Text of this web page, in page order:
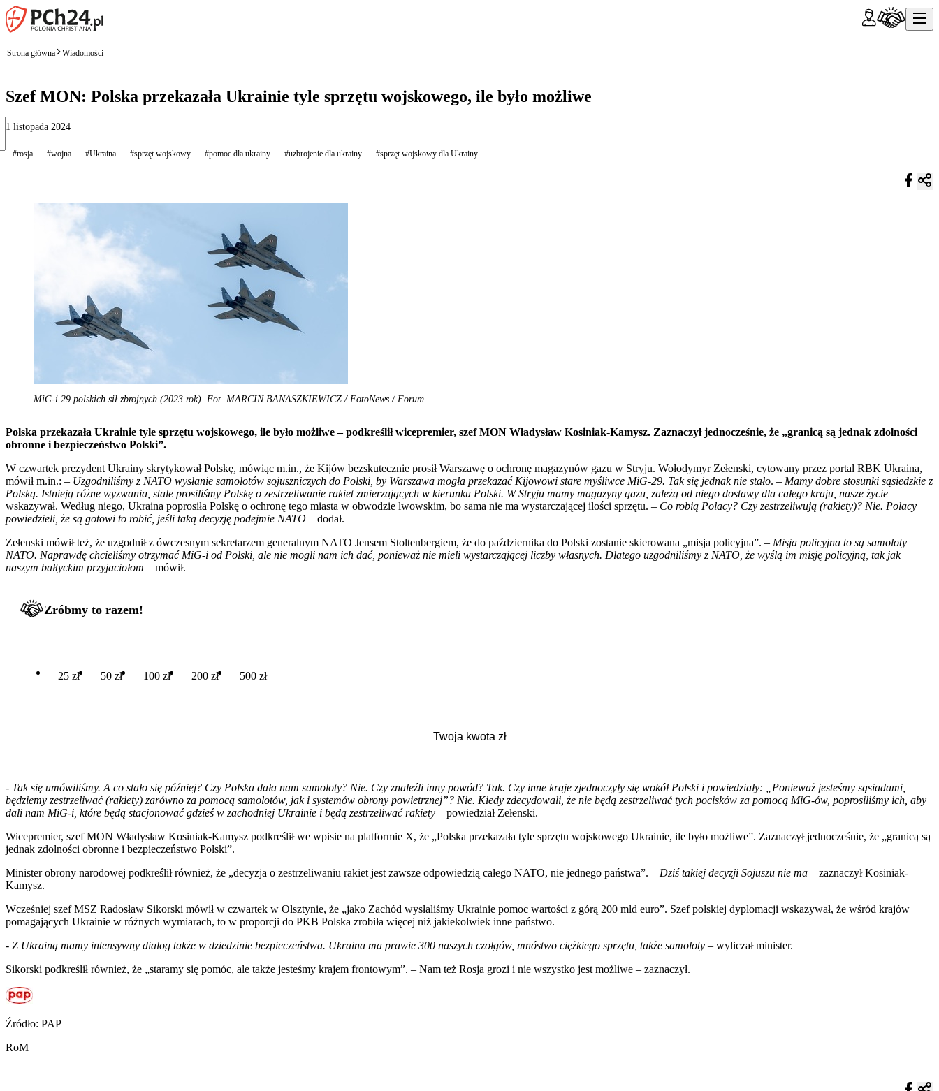
Strona główna Wiadomości
Szef MON: Polska przekazała Ukrainie tyle sprzętu wojskowego, ile było możliwe
1 listopada 2024
#rosja #wojna #Ukraina #sprzęt wojskowy #pomoc dla ukrainy #uzbrojenie dla ukrainy #sprzęt wojskowy dla Ukrainy
MiG-i 29 polskich sił zbrojnych (2023 rok). Fot. MARCIN BANASZKIEWICZ / FotoNews / Forum
Polska przekazała Ukrainie tyle sprzętu wojskowego, ile było możliwe – podkreślił wicepremier, szef MON Władysław Kosiniak-Kamysz. Zaznaczył jednocześnie, że „granicą są jednak zdolności
obronne i bezpieczeństwo Polski”.
W czwartek prezydent Ukrainy skrytykował Polskę, mówiąc m.in., że Kijów bezskutecznie prosił Warszawę o ochronę magazynów gazu w Stryju. Wołodymyr Zełenski, cytowany przez portal RBK Ukraina,
mówił m.in.: – Uzgodniliśmy z NATO wysłanie samolotów sojuszniczych do Polski, by Warszawa mogła przekazać Kijowowi stare myśliwce MiG-29. Tak się jednak nie stało. – Mamy dobre stosunki sąsiedzkie z
Polską. Istnieją różne wyzwania, stale prosiliśmy Polskę o zestrzeliwanie rakiet zmierzających w kierunku Polski. W Stryju mamy magazyny gazu, zależą od niego dostawy dla całego kraju, nasze życie –
wskazywał. Według niego, Ukraina poprosiła Polskę o ochronę tego miasta w obwodzie lwowskim, bo sama nie ma wystarczającej ilości sprzętu. – Co robią Polacy? Czy zestrzeliwują (rakiety)? Nie. Polacy
powiedzieli, że są gotowi to robić, jeśli taką decyzję podejmie NATO – dodał.
Zełenski mówił też, że uzgodnił z ówczesnym sekretarzem generalnym NATO Jensem Stoltenbergiem, że do października do Polski zostanie skierowana „misja policyjna”. – Misja policyjna to są samoloty
NATO. Naprawdę chcieliśmy otrzymać MiG-i od Polski, ale nie mogli nam ich dać, ponieważ nie mieli wystarczającej liczby własnych. Dlatego uzgodniliśmy z NATO, że wyślą im misję policyjną, tak jak
naszym bałtyckim przyjaciołom – mówił.
Zróbmy to razem!
25 zł 50 zł 100 zł 200 zł 500 zł
- Tak się umówiliśmy. A co stało się później? Czy Polska dała nam samoloty? Nie. Czy znaleźli inny powód? Tak. Czy inne kraje zjednoczyły się wokół Polski i powiedziały: „Ponieważ jesteśmy sąsiadami,
będziemy zestrzeliwać (rakiety) zarówno za pomocą samolotów, jak i systemów obrony powietrznej”? Nie. Kiedy zdecydowali, że nie będą zestrzeliwać tych pocisków za pomocą MiG-ów, poprosiliśmy ich, aby
dali nam MiG-i, które będą stacjonować gdzieś w zachodniej Ukrainie i będą zestrzeliwać rakiety – powiedział Zełenski.
Wicepremier, szef MON Władysław Kosiniak-Kamysz podkreślił we wpisie na platformie X, że „Polska przekazała tyle sprzętu wojskowego Ukrainie, ile było możliwe”. Zaznaczył jednocześnie, że „granicą są
jednak zdolności obronne i bezpieczeństwo Polski”.
Minister obrony narodowej podkreślił również, że „decyzja o zestrzeliwaniu rakiet jest zawsze odpowiedzią całego NATO, nie jednego państwa”. – Dziś takiej decyzji Sojuszu nie ma – zaznaczył Kosiniak-
Kamysz.
Wcześniej szef MSZ Radosław Sikorski mówił w czwartek w Olsztynie, że „jako Zachód wysłaliśmy Ukrainie pomoc wartości z górą 200 mld euro”. Szef polskiej dyplomacji wskazywał, że wśród krajów
pomagających Ukrainie w różnych wymiarach, to w proporcji do PKB Polska zrobiła więcej niż jakiekolwiek inne państwo.
- Z Ukrainą mamy intensywny dialog także w dziedzinie bezpieczeństwa. Ukraina ma prawie 300 naszych czołgów, mnóstwo ciężkiego sprzętu, także samoloty – wyliczał minister.
Sikorski podkreślił również, że „staramy się pomóc, ale także jesteśmy krajem frontowym”. – Nam też Rosja grozi i nie wszystko jest możliwe – zaznaczył.
Źródło: PAP
RoM